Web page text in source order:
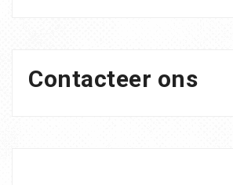
Contacteer ons